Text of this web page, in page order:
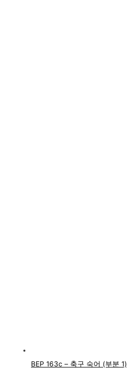
BEP 163c – 축구 숙어 (부분 1)